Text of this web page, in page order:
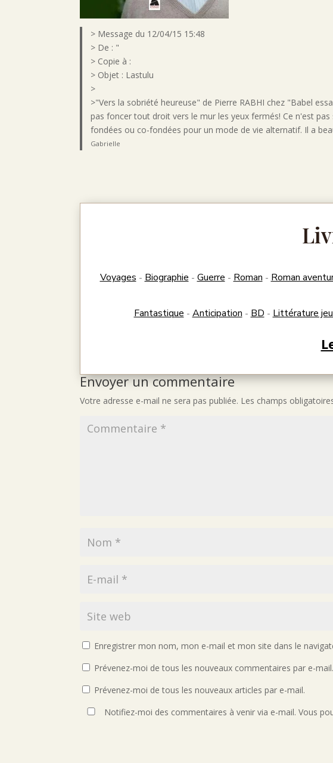
> Message du 12/04/15 15:48
> De : "
> Copie à :
> Objet : Lastulu
>
>"Vers la sobriété heureuse" de Pierre RABHI chez "Babel
pas foncer tout droit vers le mur les yeux fermés! Ce n'est
fondées ou co-fondées pour un mode de vie alternatif. Il a
Gabrielle
Voyages - Biographie - Guerre - Roman - Roman
Fantastique - Anticipation - BD - Littérature
Envoyer un commentaire
Votre adresse e-mail ne sera pas publiée. Les champs
Enregistrer mon nom, mon e-mail et mon site dans le
Prévenez-moi de tous les nouveaux commentaires par e-mail.
Prévenez-moi de tous les nouveaux articles par e-mail.
Notifiez-moi des commentaires à venir via e-mail. Vous